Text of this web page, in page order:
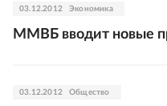
03.12.2012 Экономика
ММВБ вводит новые
03.12.2012 Общество